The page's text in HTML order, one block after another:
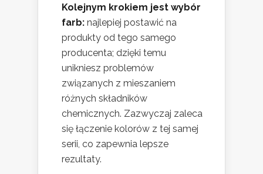
Kolejnym krokiem jest wybór
farb: najlepiej postawić na
produkty od tego samego
producenta; dzięki temu
unikniesz problemów
związanych z mieszaniem
różnych składników
chemicznych. Zazwyczaj zaleca
się łączenie kolorów z tej samej
serii, co zapewnia lepsze
rezultaty.